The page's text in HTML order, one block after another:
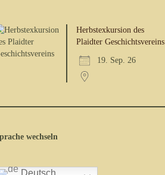
Herbstexkursion des
Plaidter Geschichtsvereins
19. Sep. 26
wechseln